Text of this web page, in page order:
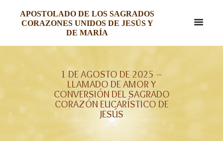
APOSTOLADO DE LOS SAGRADOS
CORAZONES UNIDOS DE JESÚS Y
DE MARÍA
1 DE AGOSTO DE 2025 –
LLAMADO DE AMOR Y
CONVERSIÓN DEL SAGRADO
CORAZÓN EUCARÍSTICO DE
JESÚS